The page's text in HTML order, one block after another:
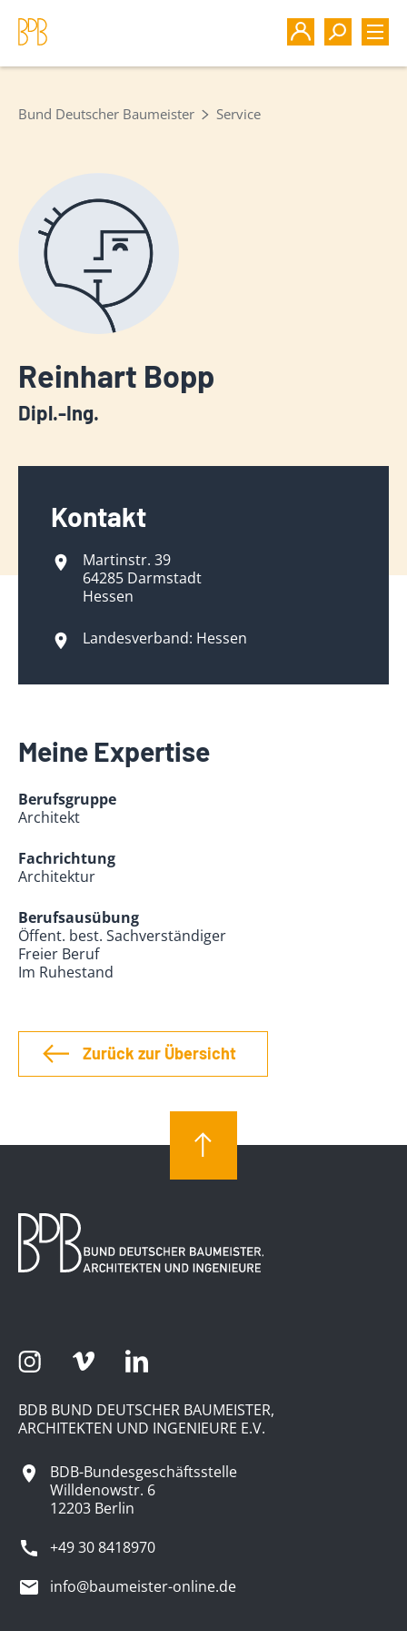
Bund Deutscher Baumeister Service
Reinhart Bopp
Dipl.-Ing.
Kontakt
Martinstr. 39
64285 Darmstadt
Hessen
Landesverband: Hessen
Meine Expertise
Berufsgruppe
Architekt
Fachrichtung
Architektur
Berufsausübung
Öffent. best. Sachverständiger
Freier Beruf
Im Ruhestand
Zurück zur Übersicht
BDB BUND DEUTSCHER BAUMEISTER,
ARCHITEKTEN UND INGENIEURE E.V.
BDB-Bundesgeschäftsstelle
Willdenowstr. 6
12203 Berlin
+49 30 8418970
info@baumeister-online.de